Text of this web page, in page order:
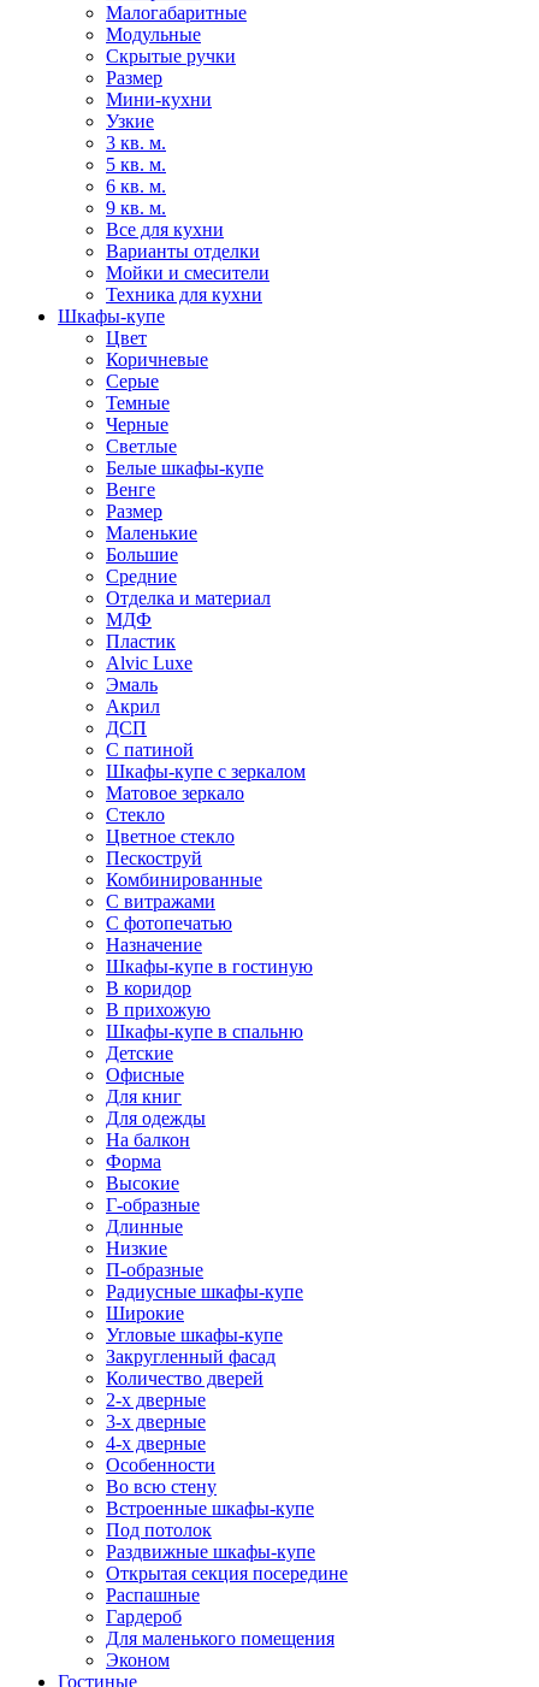
Малогабаритные
Модульные
Скрытые ручки
Размер
Мини-кухни
Узкие
3 кв. м.
5 кв. м.
6 кв. м.
9 кв. м.
Все для кухни
Варианты отделки
Мойки и смесители
Техника для кухни
Шкафы-купе
Цвет
Коричневые
Серые
Темные
Черные
Светлые
Белые шкафы-купе
Венге
Размер
Маленькие
Большие
Средние
Отделка и материал
МДФ
Пластик
Alvic Luxe
Эмаль
Акрил
ДСП
С патиной
Шкафы-купе с зеркалом
Матовое зеркало
Стекло
Цветное стекло
Пескоструй
Комбинированные
С витражами
С фотопечатью
Назначение
Шкафы-купе в гостиную
В коридор
В прихожую
Шкафы-купе в спальню
Детские
Офисные
Для книг
Для одежды
На балкон
Форма
Высокие
Г-образные
Длинные
Низкие
П-образные
Радиусные шкафы-купе
Широкие
Угловые шкафы-купе
Закругленный фасад
Количество дверей
2-х дверные
3-х дверные
4-х дверные
Особенности
Во всю стену
Встроенные шкафы-купе
Под потолок
Раздвижные шкафы-купе
Открытая секция посередине
Распашные
Гардероб
Для маленького помещения
Эконом
Гостиные